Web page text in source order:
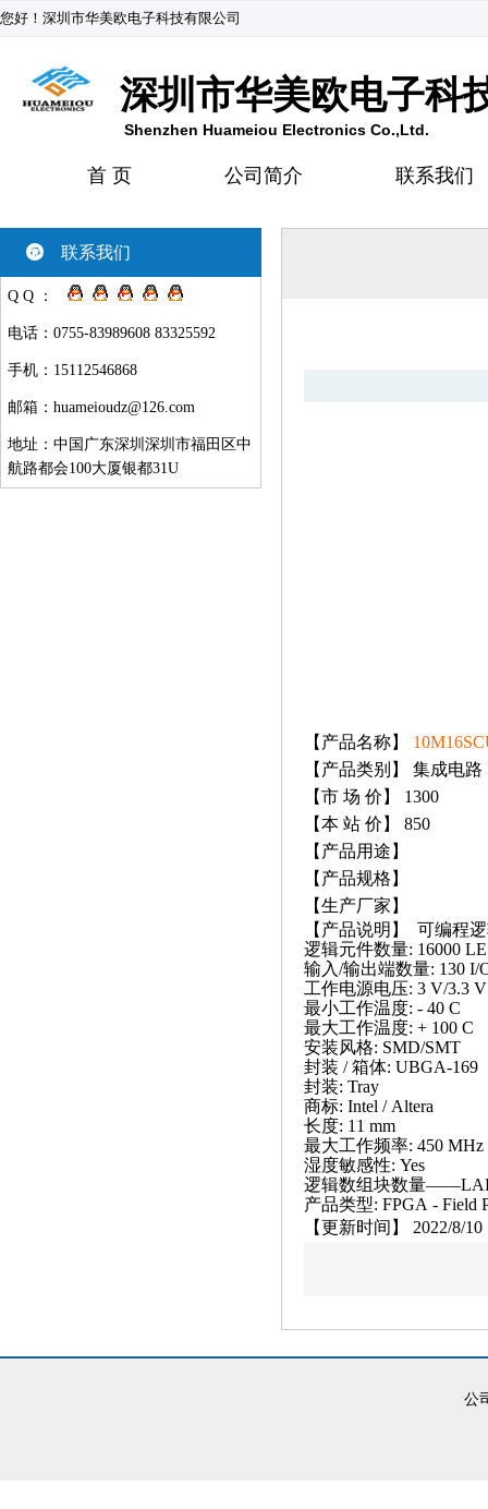
您好！深圳市华美欧电子科技有限公司
深圳市华美欧电子科
Shenzhen Huameiou Electronics Co.,Ltd.
首 页 公司简介 联系我们
联系我们
Q Q ：
电话：0755-83989608 83325592
手机：15112546868
邮箱： huameioudz@126.com
地址：中国广东深圳深圳市福田区中
航路都会100大厦银都31U
【产品名称】
【产品类别】 集成电路
【市 场 价】 1300
【本 站 价】 850
【产品用途】
【产品规格】
【生产厂家】
【产品说明】 可编程
逻辑元件数量: 16000 LE
输入/输出端数量: 130 I/
工作电源电压: 3 V/3.3 V
最小工作温度: - 40 C
最大工作温度: + 100 C
安装风格: SMD/SMT
封装 / 箱体: UBGA-169
封装: Tray
商标: Intel / Altera
长度: 11 mm
最大工作频率: 450 MHz
湿度敏感性: Yes
逻辑数组块数量
产品类型: FPGA - Field
【更新时间】 2022/8/10
公